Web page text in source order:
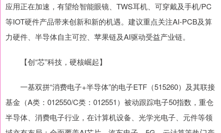
应用正在加速，有望给智能眼镜、TWS耳机、可穿戴及手机/PC
等IOT硬件产品带来创新和新的机遇。建议重点关注AI-PCB及算
力硬件、半导体自主可控、苹果链及AI驱动受益产业链。
【创“芯”科技，硬核崛起】
一基双拼“消费电子+半导体”的电子ETF（515260）及其联接
基金（A类：012550/C类：012551）被动跟踪电子50指数，重仓
半导体、消费电子行业，在计算机设备、光学光电子、元件等领